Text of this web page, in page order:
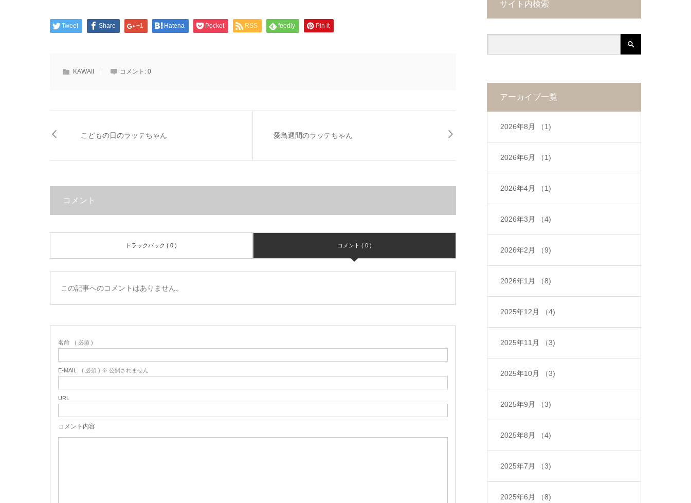
Tweet Share +1 Hatena Pocket RSS feedly Pin it
KAWAII コメント: 0
こどもの日のラッテちゃん 愛鳥週間のラッテちゃん
コメント
トラックバック ( 0 ) コメント ( 0 )
この記事へのコメントはありません。
名前 ( 必須 )
E-MAIL ( 必須 ) ※ 公開されません
URL
コメント内容
サイト内検索
アーカイブ一覧
2026年8月 （1)
2026年6月 （1)
2026年4月 （1)
2026年3月 （4)
2026年2月 （9)
2026年1月 （8)
2025年12月 （4)
2025年11月 （3)
2025年10月 （3)
2025年9月 （3)
2025年8月 （4)
2025年7月 （3)
2025年6月 （8)